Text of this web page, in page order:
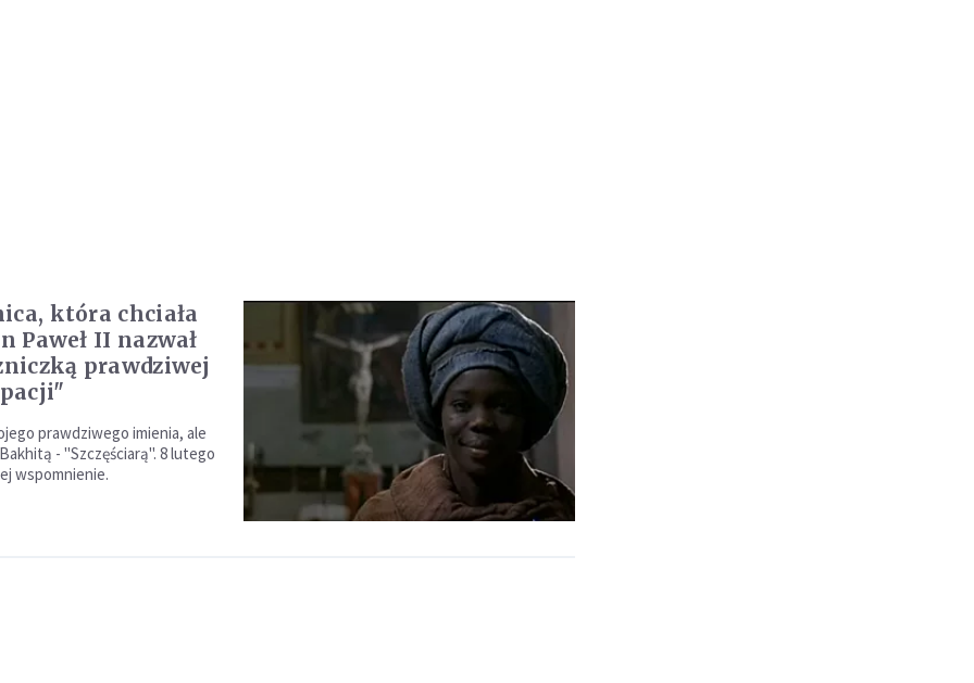
która chciała
Paweł II nazwał
prawdziwej
prawdziwego imienia, ale
- "Szczęściarą". 8 lutego
wspomnienie.